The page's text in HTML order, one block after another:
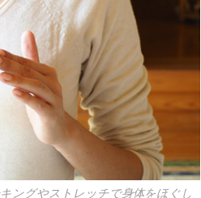
ングやストレッチで身体をほぐし